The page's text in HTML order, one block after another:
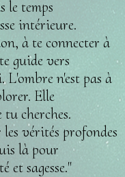
le temps
intérieure.
à te connecter à
guide vers
n'est pas à
Elle
tu cherches.
vérités profondes
là pour
et sagesse."